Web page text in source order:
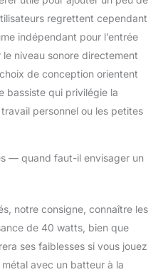
regrettent cependant
indépendant pour l’entrée
niveau sonore directement
de conception orientent
bassiste qui privilégie la
personnel ou les petites
— quand faut-il envisager un
notre consigne, connaître les
de 40 watts, bien que
ses faiblesses si vous jouez
avec un batteur à la